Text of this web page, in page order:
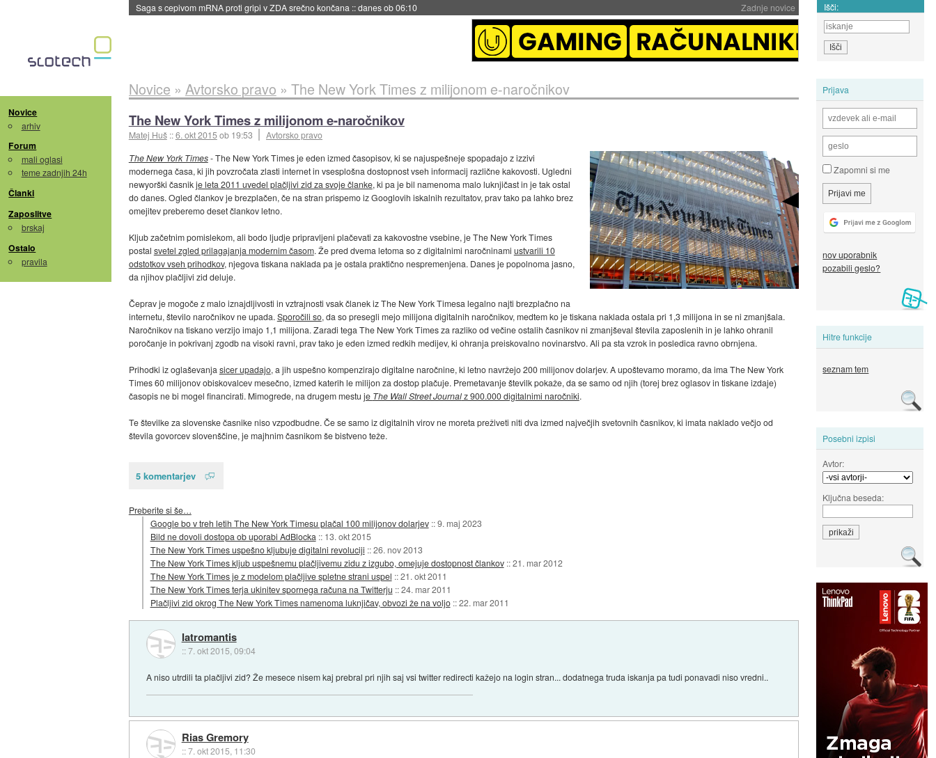
Zadnje novice
Saga s cepivom mRNA proti gripi v ZDA srečno končana ::danes ob 06:10 Išči:
Novice
arhiv
Forum
mali oglasi
teme zadnjih 24h
Članki
Zaposlitve
brskaj
Ostalo
pravila
Prijava
Zapomni si me
nov uporabnik
pozabili geslo?
Hitre funkcije
seznam tem
Posebni izpisi
Avtor:
Ključna beseda:
Novice » Avtorsko pravo » The New York Times z milijonom e-naročnikov
The New York Times z milijonom e-naročnikov
Matej Huš ::6. okt 2015ob 19:53
Avtorsko pravo
The New York Times- The New York Times je eden izmed časopisov, ki se najuspešneje spopadajo z izzivi
modernega časa, ki jih povzročata zlasti internet in vsesplošna dostopnost vseh informacij različne kakovosti. Ugledni
newyorški časnikje leta 2011 uvedel plačljivi zid za svoje članke, ki pa je bil namenoma malo luknjičast in je tak ostal
do danes. Ogled člankov je brezplačen, če na stran prispemo iz Googlovih iskalnih rezultatov, prav tako pa lahko brez
omejitev preberemo deset člankov letno.
Kljub začetnim pomislekom, ali bodo ljudje pripravljeni plačevati za kakovostne vsebine, je The New York Times
postal svetel zgled prilagajanja modernim časom. Že pred dvema letoma so z digitalnimi naročninami ustvarili 10
odstotkov vseh prihodkov, njegova tiskana naklada pa je ostala praktično nespremenjena. Danes je popolnoma jasno,
da njihov plačljivi zid deluje.
Čeprav je mogoče z malo iznajdljivosti in vztrajnosti vsak članek iz The New York Timesa legalno najti brezplačno na
internetu, število naročnikov ne upada. Sporočili so, da so presegli mejo milijona digitalnih naročnikov, medtem ko je tiskana naklada ostala pri 1,3 milijona in se ni zmanjšala.
Naročnikov na tiskano verzijo imajo 1,1 milijona. Zaradi tega The New York Times za razliko od večine ostalih časnikov ni zmanjševal števila zaposlenih in je lahko ohranil
poročanje in pokrivanj zgodb na visoki ravni, prav tako je eden izmed redkih medijev, ki ohranja preiskovalno novinarstvo. Ali pa sta vzrok in posledica ravno obrnjena.
Prihodki iz oglaševanja sicer upadajo, a jih uspešno kompenzirajo digitalne naročnine, ki letno navržejo 200 milijonov dolarjev. A upoštevamo moramo, da ima The New York
Times 60 milijonov obiskovalcev mesečno, izmed katerih le milijon za dostop plačuje. Premetavanje številk pokaže, da se samo od njih (torej brez oglasov in tiskane izdaje)
časopis ne bi mogel financirati. Mimogrede, na drugem mestu je The Wall Street Journalz 900.000 digitalnimi naročniki.
Te številke za slovenske časnike niso vzpodbudne. Če se samo iz digitalnih virov ne moreta preživeti niti dva izmed največjih svetovnih časnikov, ki imata naklado večjo od
števila govorcev slovenščine, je majhnim časnikom še bistveno teže.
5 komentarjev
Preberite si še…
Google bo v treh letih The New York Timesu plačal 100 milijonov dolarjev ::9. maj 2023
Bild ne dovoli dostopa ob uporabi AdBlocka :: 13. okt 2015
The New York Times uspešno kljubuje digitalni revoluciji ::26. nov 2013
The New York Times kljub uspešnemu plačljivemu zidu z izgubo, omejuje dostopnost člankov ::21. mar 2012
The New York Times je z modelom plačljive spletne strani uspel ::21. okt 2011
The New York Times terja ukinitev spornega računa na Twitterju ::24. mar 2011
Plačljivi zid okrog The New York Times namenoma luknjičav, obvozi že na voljo ::22. mar 2011
Iatromantis
::7. okt 2015, 09:04
A niso utrdili ta plačljivi zid? Že mesece nisem kaj prebral pri njih saj vsi twitter redirecti kažejo na login stran... dodatnega truda iskanja pa tudi ponavadi niso vredni..
Rias Gremory
::7. okt 2015, 11:30